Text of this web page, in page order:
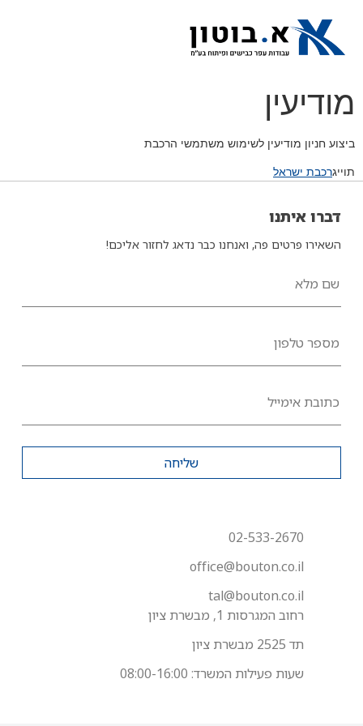
מודיעין
ביצוע חניון מודיעין לשימוש משתמשי הרכבת
תוייגרכבת ישראל
02-533-2670
office@bouton.co.il
tal@bouton.co.il
רחוב המגרסות 1, מבשרת ציון
תד 2525 מבשרת ציון
שעות פעילות המשרד: 08:00-16:00
דברו איתנו
השאירו פרטים פה, ואנחנו כבר נדאג לחזור אליכם!
שם מלא
מספר טלפון
כתובת אימייל
שליחה